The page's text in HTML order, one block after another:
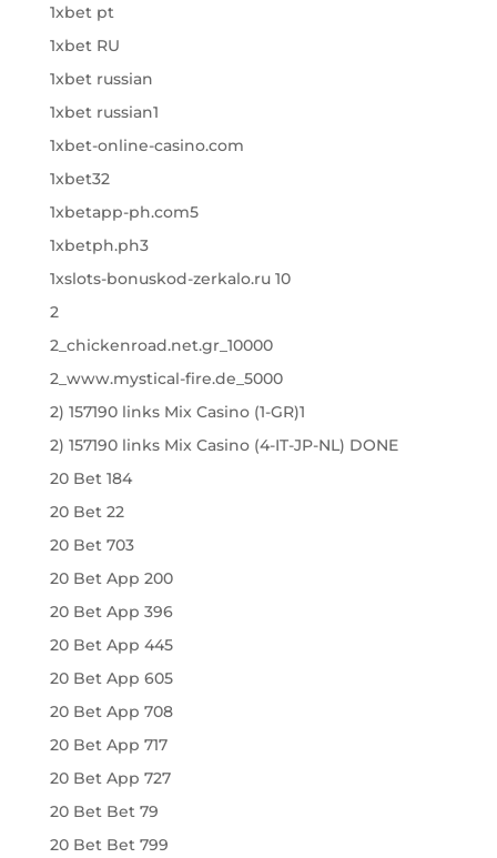
1xbet pt
1xbet RU
1xbet russian
1xbet russian1
1xbet-online-casino.com
1xbet32
1xbetapp-ph.com5
1xbetph.ph3
1xslots-bonuskod-zerkalo.ru 10
2
2_chickenroad.net.gr_10000
2_www.mystical-fire.de_5000
2) 157190 links Mix Casino (1-GR)1
2) 157190 links Mix Casino (4-IT-JP-NL) DONE
20 Bet 184
20 Bet 22
20 Bet 703
20 Bet App 200
20 Bet App 396
20 Bet App 445
20 Bet App 605
20 Bet App 708
20 Bet App 717
20 Bet App 727
20 Bet Bet 79
20 Bet Bet 799